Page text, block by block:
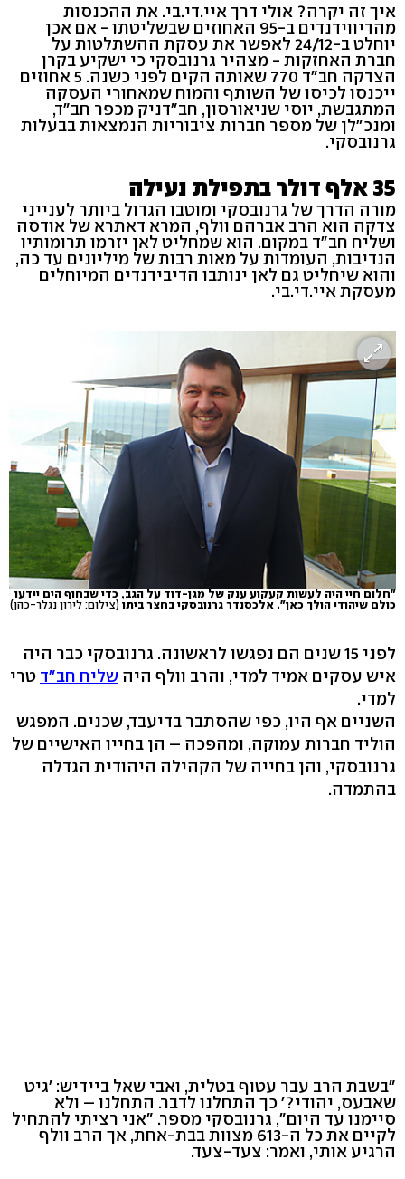
איך זה יקרה? אולי דרך איי.די.בי. את ההכנסות
מהדיווידנדים ב-95 האחוזים שבשליטתו - אם אכן
יוחלט ב-24/12 לאפשר את עסקת ההשתלטות על
חברת האחזקות - מצהיר גרנובסקי כי ישקיע בקרן
הצדקה חב"ד 770 שאותה הקים לפני כשנה. 5 אחוזים
ייכנסו לכיסו של השותף והמוח שמאחורי העסקה
המתגבשת, יוסי שניאורסון, חב"דניק מכפר חב"ד,
ומנכ"לן של מספר חברות ציבוריות הנמצאות בבעלות
גרנובסקי.
35 אלף דולר בתפילת נעילה
מורה הדרך של גרנובסקי ומוטבו הגדול ביותר לענייני
צדקה הוא הרב אברהם וולף, המרא דאתרא של אודסה
ושליח חב"ד במקום. הוא שמחליט לאן יזרמו תרומותיו
הנדיבות, העומדות על מאות רבות של מיליונים עד כה,
והוא שיחליט גם לאן ינותבו הדיבידנדים המיוחלים
מעסקת איי.די.בי.
"חלום חיי היה לעשות קעקוע ענק של מגן-דוד על הגב, כדי שבחוף הים יידעו
כולם שיהודי הולך כאן". אלכסנדר גרנובסקי בחצר ביתו (צילום: לירון נגלר-כהן)
לפני 15 שנים הם נפגשו לראשונה. גרנובסקי כבר היה
איש עסקים אמיד למדי, והרב וולף היה שליח חב"ד טרי
למדי.
השניים אף היו, כפי שהסתבר בדיעבד, שכנים. המפגש
הוליד חברות עמוקה, ומהפכה – הן בחייו האישיים של
גרנובסקי, והן בחייה של הקהילה היהודית הגדלה
בהתמדה.
"בשבת הרב עבר עטוף בטלית, ואבי שאל ביידיש: 'גיט
שאבעס, יהודי?' כך התחלנו לדבר. התחלנו – ולא
סיימנו עד היום", גרנובסקי מספר. "אני רציתי להתחיל
לקיים את כל ה-613 מצוות בבת-אחת, אך הרב וולף
הרגיע אותי, ואמר: צעד-צעד.